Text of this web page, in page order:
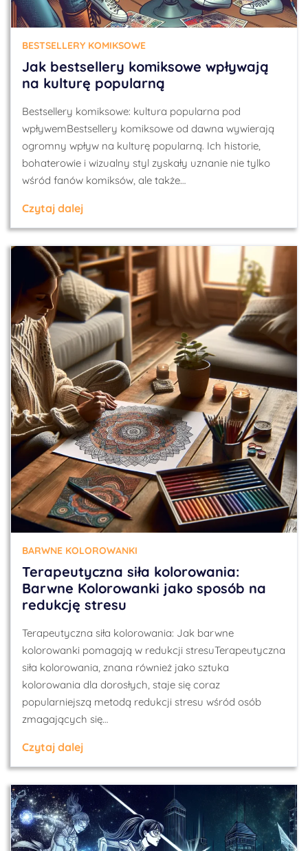
BESTSELLERY KOMIKSOWE
Jak bestsellery komiksowe wpływają
na kulturę popularną
Bestsellery komiksowe: kultura popularna pod
wpływemBestsellery komiksowe od dawna wywierają
ogromny wpływ na kulturę popularną. Ich historie,
bohaterowie i wizualny styl zyskały uznanie nie tylko
wśród fanów komiksów, ale także…
Czytaj dalej
BARWNE KOLOROWANKI
Terapeutyczna siła kolorowania:
Barwne Kolorowanki jako sposób na
redukcję stresu
Terapeutyczna siła kolorowania: Jak barwne
kolorowanki pomagają w redukcji stresuTerapeutyczna
siła kolorowania, znana również jako sztuka
kolorowania dla dorosłych, staje się coraz
popularniejszą metodą redukcji stresu wśród osób
zmagających się…
Czytaj dalej